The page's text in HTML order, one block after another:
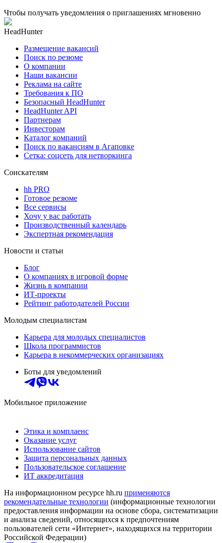
Чтобы получать уведомления о приглашениях мгновенно
HeadHunter
Размещение вакансий
Поиск по резюме
О компании
Наши вакансии
Реклама на сайте
Требования к ПО
Безопасный HeadHunter
HeadHunter API
Партнерам
Инвесторам
Каталог компаний
Поиск по вакансиям в Агаповке
Сетка: соцсеть для нетворкинга
Соискателям
hh PRO
Готовое резюме
Все сервисы
Хочу у вас работать
Производственный календарь
Экспертная рекомендация
Новости и статьи
Блог
О компаниях в игровой форме
Жизнь в компании
ИТ-проекты
Рейтинг работодателей России
Молодым специалистам
Карьера для молодых специалистов
Школа программистов
Карьера в некоммерческих организациях
Боты для уведомлений
Мобильное приложение
Этика и комплаенс
Оказание услуг
Использование сайтов
Защита персональных данных
Пользовательское соглашение
ИТ аккредитация
На информационном ресурсе hh.ru применяются
рекомендательные технологии (информационные технологии
предоставления информации на основе сбора, систематизации
и анализа сведений, относящихся к предпочтениям
пользователей сети «Интернет», находящихся на территории
Российской Федерации)